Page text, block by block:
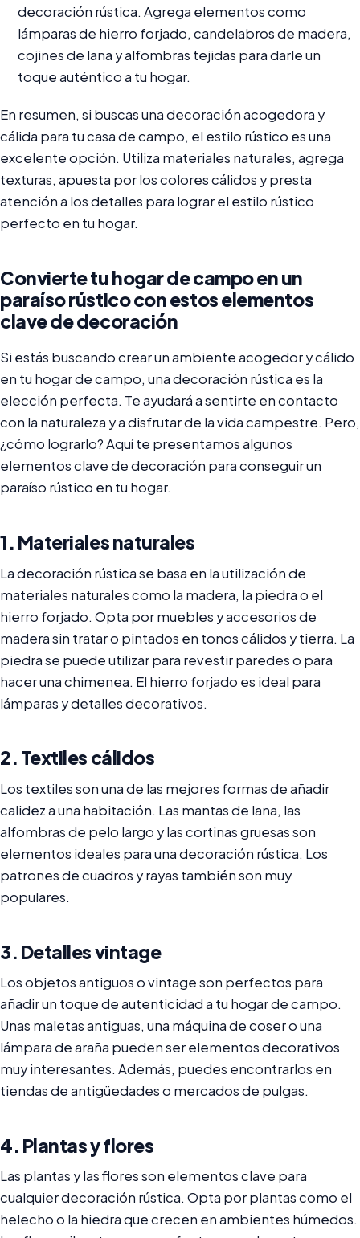
decoración rústica. Agrega elementos como
lámparas de hierro forjado, candelabros de madera,
cojines de lana y alfombras tejidas para darle un
toque auténtico a tu hogar.
En resumen, si buscas una decoración acogedora y
cálida para tu casa de campo, el estilo rústico es una
excelente opción. Utiliza materiales naturales, agrega
texturas, apuesta por los colores cálidos y presta
atención a los detalles para lograr el estilo rústico
perfecto en tu hogar.
Convierte tu hogar de campo en un
paraíso rústico con estos elementos
clave de decoración
Si estás buscando crear un ambiente acogedor y cálido
en tu hogar de campo, una decoración rústica es la
elección perfecta. Te ayudará a sentirte en contacto
con la naturaleza y a disfrutar de la vida campestre. Pero,
¿cómo lograrlo? Aquí te presentamos algunos
elementos clave de decoración para conseguir un
paraíso rústico en tu hogar.
1. Materiales naturales
La decoración rústica se basa en la utilización de
materiales naturales como la madera, la piedra o el
hierro forjado. Opta por muebles y accesorios de
madera sin tratar o pintados en tonos cálidos y tierra. La
piedra se puede utilizar para revestir paredes o para
hacer una chimenea. El hierro forjado es ideal para
lámparas y detalles decorativos.
2. Textiles cálidos
Los textiles son una de las mejores formas de añadir
calidez a una habitación. Las mantas de lana, las
alfombras de pelo largo y las cortinas gruesas son
elementos ideales para una decoración rústica. Los
patrones de cuadros y rayas también son muy
populares.
3. Detalles vintage
Los objetos antiguos o vintage son perfectos para
añadir un toque de autenticidad a tu hogar de campo.
Unas maletas antiguas, una máquina de coser o una
lámpara de araña pueden ser elementos decorativos
muy interesantes. Además, puedes encontrarlos en
tiendas de antigüedades o mercados de pulgas.
4. Plantas y flores
Las plantas y las flores son elementos clave para
cualquier decoración rústica. Opta por plantas como el
helecho o la hiedra que crecen en ambientes húmedos.